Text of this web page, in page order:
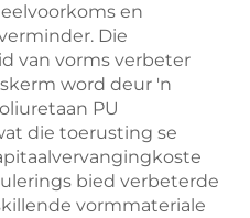
en
Die
van vorms verbeter
word deur 'n
PU
die toerusting se
bied verbeterde
vormmateriale